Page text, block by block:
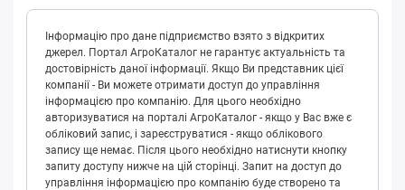
Інформацію про дане підприємство взято з відкритих
джерел. Портал АгроКаталог не гарантує актуальність та
достовірність даної інформації. Якщо Ви представник цієї
компанії - Ви можете отримати доступ до управління
інформацією про компанію. Для цього необхідно
авторизуватися на порталі АгроКаталог - якщо у Вас вже є
обліковий запис, і зареєструватися - якщо облікового
запису ще немає. Після цього необхідно натиснути кнопку
запиту доступу нижче на цій сторінці. Запит на доступ до
управління інформацією про компанію буде створено та